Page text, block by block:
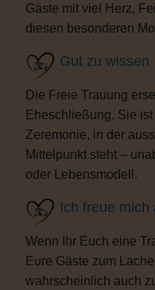
Gäste mit viel Herz,
diesen besonderen
Gut zu wissen
Die Freie Trauung
Eheschließung. Sie
Zeremonie, in der
Mittelpunkt steht –
oder Lebensmodell.
Ich freue mich
Wenn Ihr Euch eine
Eure Gäste zum
wahrscheinlich auch